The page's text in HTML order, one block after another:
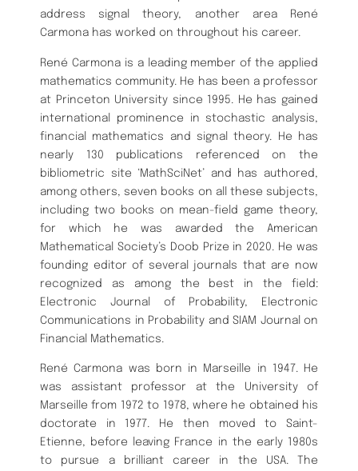
address signal theory, another area René
Carmona has worked on throughout his career.
René Carmona is a leading member of the applied
mathematics community. He has been a professor
at Princeton University since 1995. He has gained
international prominence in stochastic analysis,
financial mathematics and signal theory. He has
nearly 130 publications referenced on the
bibliometric site ‘MathSciNet’ and has authored,
among others, seven books on all these subjects,
including two books on mean-field game theory,
for which he was awarded the American
Mathematical Society’s Doob Prize in 2020. He was
founding editor of several journals that are now
recognized as among the best in the field:
Electronic Journal of Probability, Electronic
Communications in Probability and SIAM Journal on
Financial Mathematics.
René Carmona was born in Marseille in 1947. He
was assistant professor at the University of
Marseille from 1972 to 1978, where he obtained his
doctorate in 1977. He then moved to Saint-
Etienne, before leaving France in the early 1980s
to pursue a brilliant career in the USA. The